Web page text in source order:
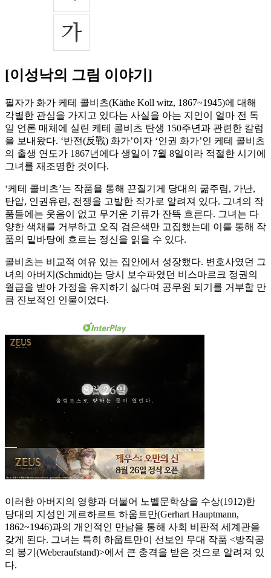
[이성낙의 그림 이야기]
필자가 화가 케테 콜비츠(Käthe Koll witz, 1867~1945)에 대해
각별한 관심을 가지고 있다는 사실을 아는 지인이 얼마 전 독
일 언론 매체에 실린 케테 콜비츠 탄생 150주년과 관련한 칼럼
을 보내왔다. ‘반전(反戰) 화가’이자 ‘인권 화가’인 케테 콜비츠
의 출생 연도가 1867년에다 생일이 7월 8일이라 적절한 시기에
그녀를 재조명한 것이다.
‘케테 콜비츠’는 작품을 통해 끈질기게 당대의 굶주림, 가난,
탄압, 인권유린, 전쟁을 고발한 작가로 알려져 있다. 그녀의 작
품들에는 웃음이 없고 무거운 기류가 잔뜩 흐른다. 그녀는 다
양한 색채를 거부하고 오직 검은색만 고집했는데 이를 통해 작
품의 밑바탕에 흐르는 정신을 읽을 수 있다.
콜비츠는 비교적 여유 있는 집안에서 성장했다. 변호사였던 그
녀의 아버지(Schmidt)는 당시 보수파였던 비스마르크 정권의
월급을 받아 가정을 유지하기 싫다며 공무원 되기를 거부할 만
큼 진보적인 인물이었다.
이러한 아버지의 영향과 더불어 노벨문학상을 수상(1912)한
당대의 지성인 게르하르트 하웁트만(Gerhart Hauptmann,
1862~1946)과의 개인적인 만남을 통해 사회 비판적 세계관을
갖게 된다. 그녀는 특히 하웁트만이 선보인 무대 작품 <방직공
의 봉기(Weberaufstand)>에서 큰 충격을 받은 것으로 알려져 있
다.